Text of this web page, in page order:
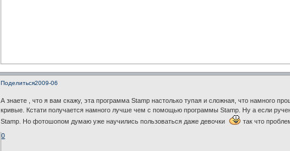
Поделиться2009-06
А знаете , что я вам скажу, эта программа Stamp настолько тупая и сложная, что намного
кривые. Кстати получается намного лучше чем с помощью программы Stamp. Ну а если
Stamp. Но фотошопом думаю уже научились пользоваться даже девочки
так что
0